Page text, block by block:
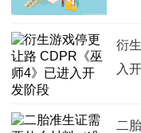
衍
入
二